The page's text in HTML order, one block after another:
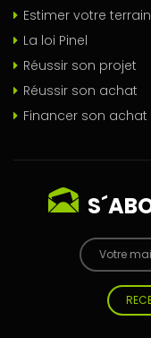
Estimer votre terrain
La loi Pinel
Réussir son projet
Réussir son achat
Financer son achat